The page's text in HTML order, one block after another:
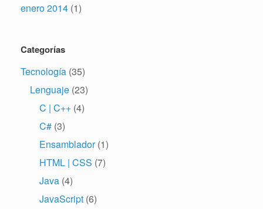
enero 2014 (1)
Categorías
Tecnología (35)
Lenguaje (23)
C | C++ (4)
C# (3)
Ensamblador(1)
HTML | CSS (7)
Java (4)
JavaScript (6)